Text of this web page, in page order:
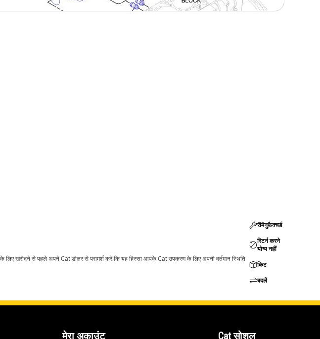
खरीदने से पहले अपने Cat डीलर से परामर्श करें कि यह हिस्सा आपके Cat उपकरण के लिए अपनी वर्तमान स्थिति
रीमैनुफ़ैक्चर्ड
रिटर्न करने
योग्य नहीं
किट
बदलें
मेरा अकाउंट Cat सोशल